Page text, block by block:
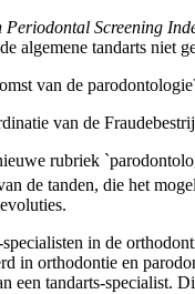
Periodontal Screening
algemene tandarts niet
van de
van de
rubriek
de tanden, die het
in de
in orthodontie en
een tandarts-